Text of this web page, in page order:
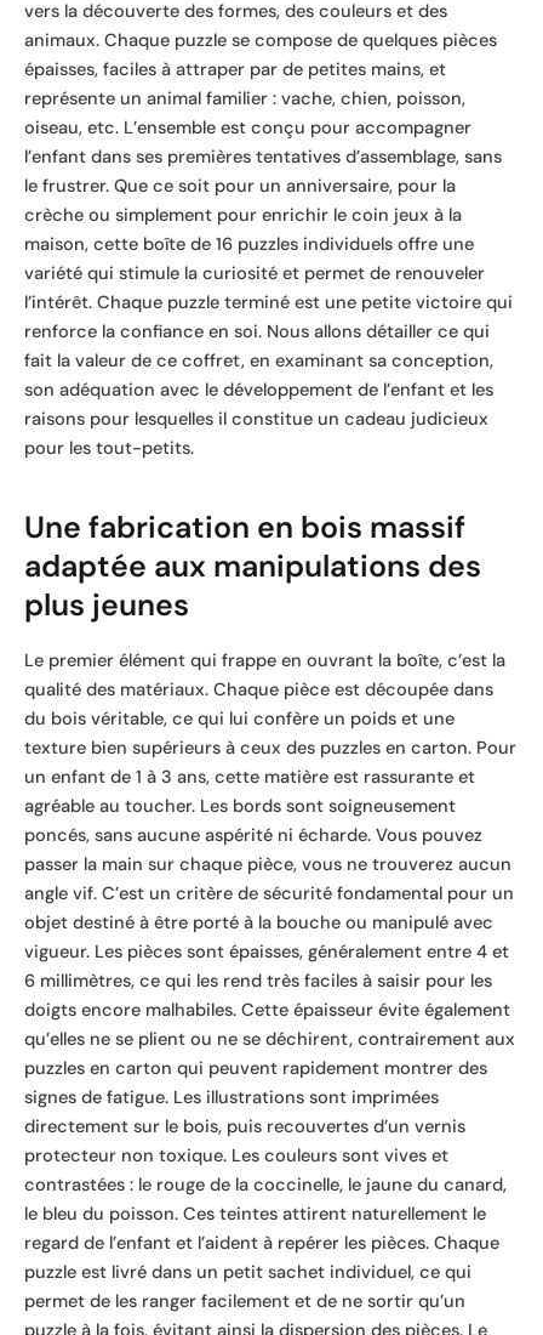
vers la découverte des formes, des couleurs et des
animaux. Chaque puzzle se compose de quelques pièces
épaisses, faciles à attraper par de petites mains, et
représente un animal familier : vache, chien, poisson,
oiseau, etc. L’ensemble est conçu pour accompagner
l’enfant dans ses premières tentatives d’assemblage, sans
le frustrer. Que ce soit pour un anniversaire, pour la
crèche ou simplement pour enrichir le coin jeux à la
maison, cette boîte de 16 puzzles individuels offre une
variété qui stimule la curiosité et permet de renouveler
l’intérêt. Chaque puzzle terminé est une petite victoire qui
renforce la confiance en soi. Nous allons détailler ce qui
fait la valeur de ce coffret, en examinant sa conception,
son adéquation avec le développement de l’enfant et les
raisons pour lesquelles il constitue un cadeau judicieux
pour les tout-petits.
Une fabrication en bois massif
adaptée aux manipulations des
plus jeunes
Le premier élément qui frappe en ouvrant la boîte, c’est la
qualité des matériaux. Chaque pièce est découpée dans
du bois véritable, ce qui lui confère un poids et une
texture bien supérieurs à ceux des puzzles en carton. Pour
un enfant de 1 à 3 ans, cette matière est rassurante et
agréable au toucher. Les bords sont soigneusement
poncés, sans aucune aspérité ni écharde. Vous pouvez
passer la main sur chaque pièce, vous ne trouverez aucun
angle vif. C’est un critère de sécurité fondamental pour un
objet destiné à être porté à la bouche ou manipulé avec
vigueur. Les pièces sont épaisses, généralement entre 4 et
6 millimètres, ce qui les rend très faciles à saisir pour les
doigts encore malhabiles. Cette épaisseur évite également
qu’elles ne se plient ou ne se déchirent, contrairement aux
puzzles en carton qui peuvent rapidement montrer des
signes de fatigue. Les illustrations sont imprimées
directement sur le bois, puis recouvertes d’un vernis
protecteur non toxique. Les couleurs sont vives et
contrastées : le rouge de la coccinelle, le jaune du canard,
le bleu du poisson. Ces teintes attirent naturellement le
regard de l’enfant et l’aident à repérer les pièces. Chaque
puzzle est livré dans un petit sachet individuel, ce qui
permet de les ranger facilement et de ne sortir qu’un
puzzle à la fois, évitant ainsi la dispersion des pièces. Le